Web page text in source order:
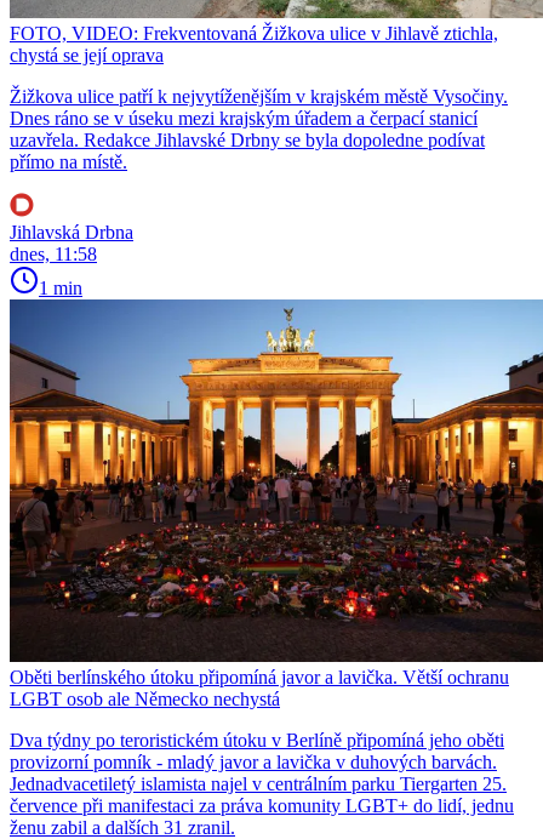
FOTO, VIDEO: Frekventovaná Žižkova ulice v Jihlavě ztichla,
chystá se její oprava
Žižkova ulice patří k nejvytíženějším v krajském městě Vysočiny.
Dnes ráno se v úseku mezi krajským úřadem a čerpací stanicí
uzavřela. Redakce Jihlavské Drbny se byla dopoledne podívat
přímo na místě.
Jihlavská Drbna
dnes, 11:58
1 min
Oběti berlínského útoku připomíná javor a lavička. Větší ochranu
LGBT osob ale Německo nechystá
Dva týdny po teroristickém útoku v Berlíně připomíná jeho oběti
provizorní pomník - mladý javor a lavička v duhových barvách.
Jednadvacetiletý islamista najel v centrálním parku Tiergarten 25.
července při manifestaci za práva komunity LGBT+ do lidí, jednu
ženu zabil a dalších 31 zranil.